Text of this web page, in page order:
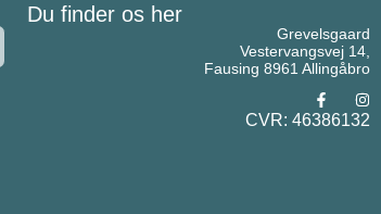
Du finder os her
Grevelsgaard
Vestervangsvej 14,
Fausing 8961 Allingåbro
CVR: 46386132